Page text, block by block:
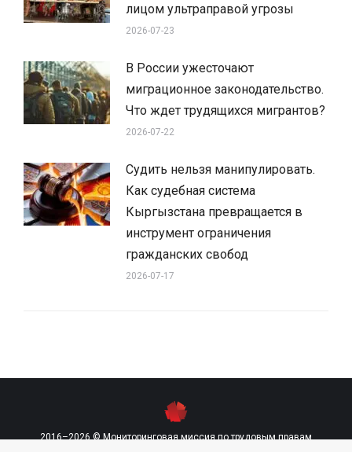
лицом ультраправой угрозы
2026-07-23
В России ужесточают
миграционное законодательство.
Что ждет трудящихся мигрантов?
2026-07-22
Судить нельзя манипулировать.
Как судебная система
Кыргызстана превращается в
инструмент ограничения
гражданских свобод
2026-07-17
2016–2026 © Мониторинговая миссия по трудовым правам